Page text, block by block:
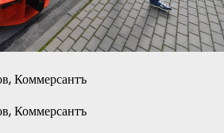
Коммерсантъ
Коммерсантъ